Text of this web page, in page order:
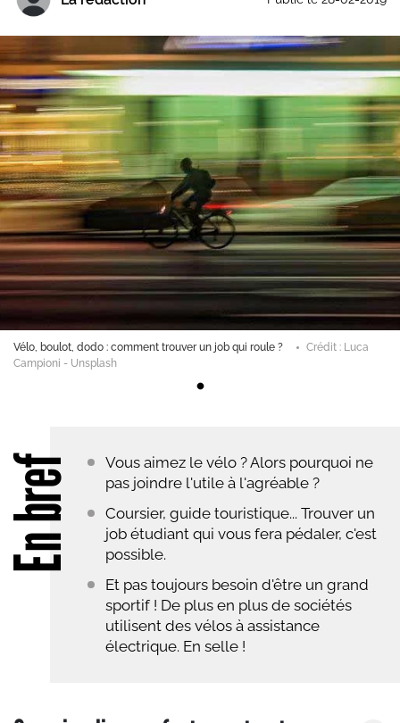
bref
Vous aimez le vélo ? Alors pourquoi ne
pas joindre l'utile à l'agréable ?
Coursier, guide touristique... Trouver un
job étudiant qui vous fera pédaler, c'est
possible.
Et pas toujours besoin d'être un grand
sportif ! De plus en plus de sociétés
utilisent des vélos à assistance
électrique. En selle !
Vélo, boulot, dodo : comment trouver un job qui roule ?
Crédit : Luca
Campioni - Unsplash